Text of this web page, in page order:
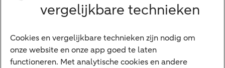
Digitale diensten
Internet Bankieren
vergelijkbare technieken
Cookies en vergelijkbare technieken zijn nodig om
onze website en onze app goed te laten
functioneren. Met analytische cookies en andere